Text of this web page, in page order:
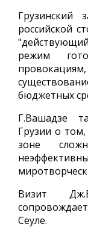
Грузинский
российской
режим
бюджетных
Г.Вашадзе
Грузии о
зоне
Визит
Сеуле.